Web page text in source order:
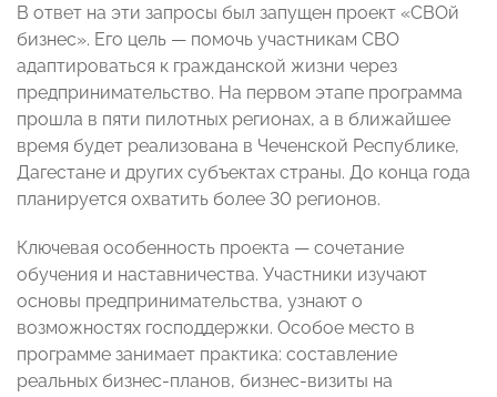
В ответ на эти запросы был запущен проект «СВОй
бизнес». Его цель — помочь участникам СВО
адаптироваться к гражданской жизни через
предпринимательство. На первом этапе программа
прошла в пяти пилотных регионах, а в ближайшее
время будет реализована в Чеченской Республике,
Дагестане и других субъектах страны. До конца года
планируется охватить более 30 регионов.
Ключевая особенность проекта — сочетание
обучения и наставничества. Участники изучают
основы предпринимательства, узнают о
возможностях господдержки. Особое место в
программе занимает практика: составление
реальных бизнес-планов, бизнес-визиты на